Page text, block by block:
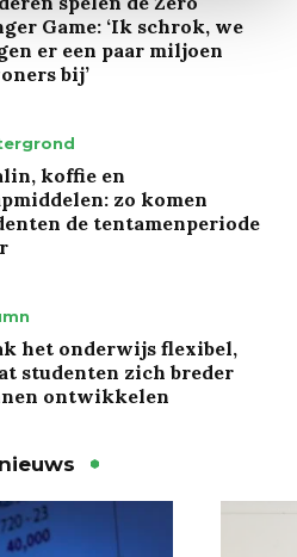
Game: ‘Ik schrok, we
er een paar miljoen
bij’
koffie en
zo komen
de tentamenperiode
het onderwijs flexibel,
studenten zich breder
ontwikkelen